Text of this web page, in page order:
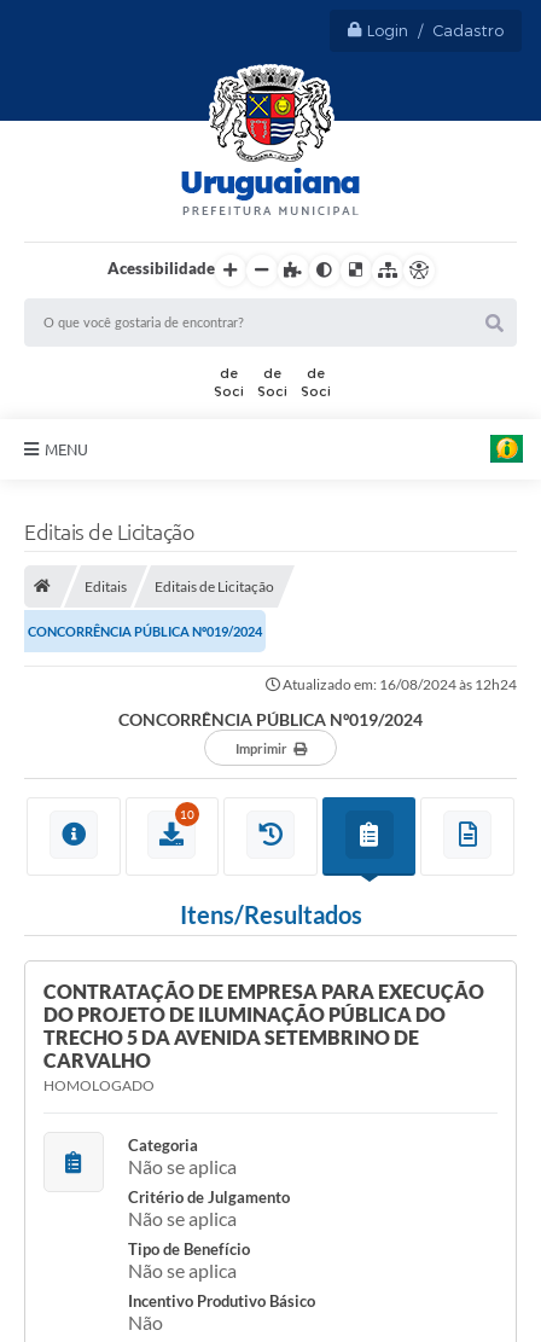
Login / Cadastro
Acessibilidade
MENU
Prefeito Municipal
Requerimento geral
Sala do Empreendedor
Conselhos Municipais
Arquivo Histórico
Cidadão Online: IPTU - alvará
Nota Fiscal Eletrônica
Tramitação de Processos
Editais de Licitação
Editais Editais de Licitação
CONCORRÊNCIA PÚBLICA Nº019/2024
Atualizado em: 16/08/2024 às 12h24
CONCORRÊNCIA PÚBLICA Nº019/2024
Imprimir
10
Itens/Resultados
CONTRATAÇÃO DE EMPRESA PARA EXECUÇÃO
DO PROJETO DE ILUMINAÇÃO PÚBLICA DO
TRECHO 5 DA AVENIDA SETEMBRINO DE
CARVALHO
HOMOLOGADO
Categoria
Não se aplica
Critério de Julgamento
Não se aplica
Tipo de Benefício
Não se aplica
Incentivo Produtivo Básico
Não